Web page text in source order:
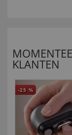
KLANTEN
-25 %